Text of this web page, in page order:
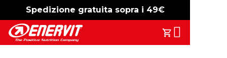
Spedizione gratuita sopra i 49€
-15% free shipping
Il Tuo
Search